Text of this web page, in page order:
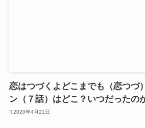
恋はつづくよどこまでも（恋つづ
ン（７話）はどこ？いつだったの
2020年4月21日